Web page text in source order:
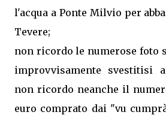
l'acqua a Ponte Milvio per
Tevere;
non ricordo le numerose foto
improvvisamente svestitisi
non ricordo neanche il
euro comprato dai "vu